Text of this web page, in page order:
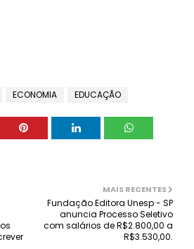
ECONOMIA EDUCAÇÃO
MAIS RECENTES
Fundação Editora Unesp - SP
anuncia Processo Seletivo
com salários de R$2.800,00 a
R$3.530,00.